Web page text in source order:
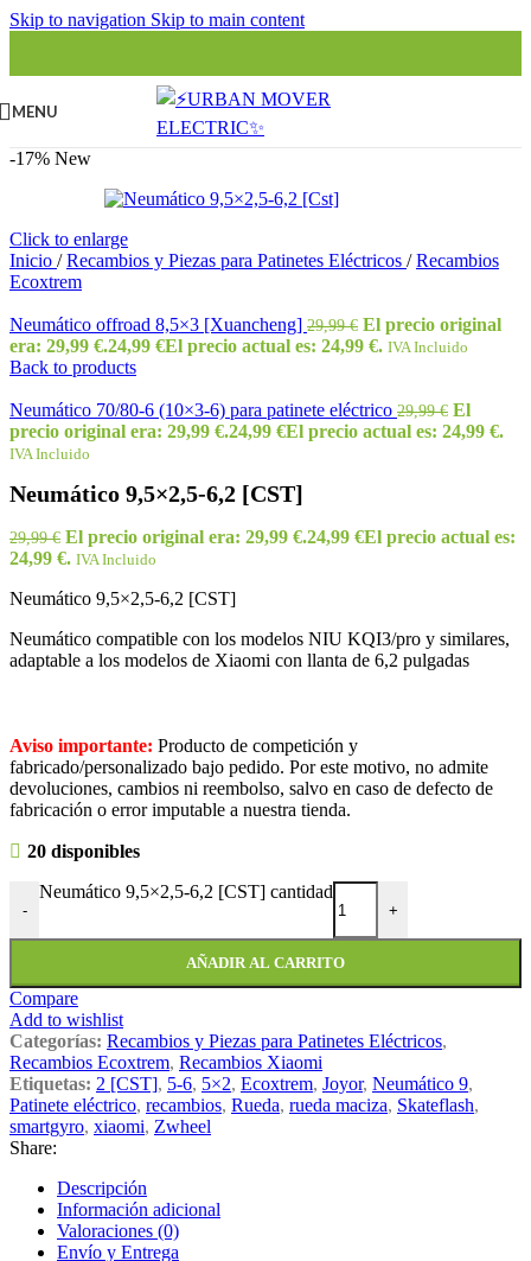
Skip to navigation Skip to main content
MENU
-17% New
Click to enlarge
Inicio / Recambios y Piezas para Patinetes Eléctricos / Recambios
Ecoxtrem
Neumático offroad 8,5×3 [Xuancheng] 29,99€ El precio original
era: 29,99 €.24,99 €El precio actual es: 24,99 €. IVA Incluido
Back to products
Neumático 70/80-6 (10×3-6) para patinete eléctrico 29,99€ El
precio original era: 29,99 €.24,99 €El precio actual es: 24,99 €.
IVA Incluido
Neumático 9,5×2,5-6,2 [CST]
29,99€ El precio original era: 29,99 €.24,99 €El precio actual es:
24,99 €. IVA Incluido
Neumático 9,5×2,5-6,2 [CST]
Neumático compatible con los modelos NIU KQI3/pro y similares,
adaptable a los modelos de Xiaomi con llanta de 6,2 pulgadas
Aviso importante: Producto de competición y
fabricado/personalizado bajo pedido. Por este motivo, no admite
devoluciones, cambios ni reembolso, salvo en caso de defecto de
fabricación o error imputable a nuestra tienda.
20 disponibles
-
Neumático 9,5×2,5-6,2 [CST] cantidad
+
AÑADIR AL CARRITO
Compare
Add to wishlist
Categorías: Recambios y Piezas para Patinetes Eléctricos,
Recambios Ecoxtrem, Recambios Xiaomi
Etiquetas: 2 [CST], 5-6, 5×2, Ecoxtrem, Joyor, Neumático 9,
Patinete eléctrico, recambios, Rueda, rueda maciza, Skateflash,
smartgyro, xiaomi, Zwheel
Share:
Descripción
Información adicional
Valoraciones (0)
Envío y Entrega